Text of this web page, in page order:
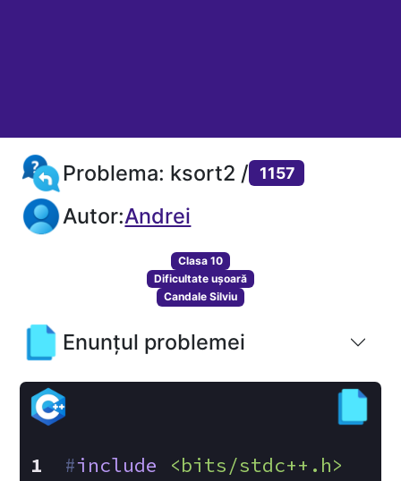
Problema: ksort2 / 1157
Autor:Andrei
Clasa 10
Dificultate ușoară
Candale Silviu
Enunțul problemei
#include
<bits/stdc++.h>